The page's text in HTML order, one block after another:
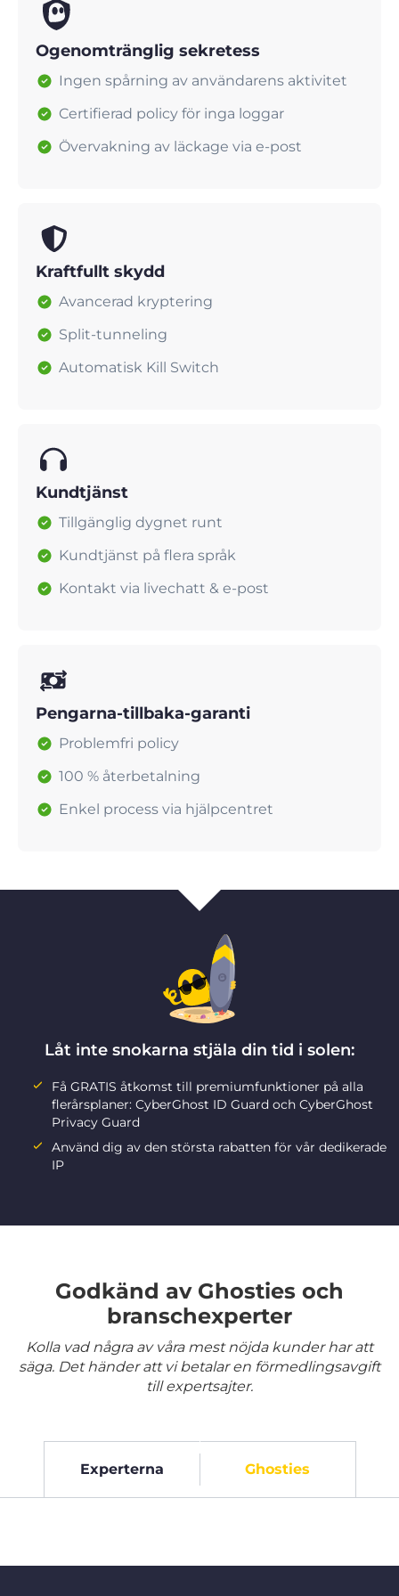
Ogenomtränglig sekretess
Ingen spårning av användarens aktivitet
Certifierad policy för inga loggar
Övervakning av läckage via e-post
Kraftfullt skydd
Avancerad kryptering
Split-tunneling
Automatisk Kill Switch
Kundtjänst
Tillgänglig dygnet runt
Kundtjänst på flera språk
Kontakt via livechatt & e-post
Pengarna-tillbaka-garanti
Problemfri policy
100 % återbetalning
Enkel process via hjälpcentret
Låt inte snokarna stjäla din tid i solen:
Få GRATIS åtkomst till premiumfunktioner på alla
flerårsplaner: CyberGhost ID Guard och CyberGhost
Privacy Guard
Använd dig av den största rabatten för vår dedikerade
IP
Godkänd av Ghosties och
branschexperter
Kolla vad några av våra mest nöjda kunder har att
säga. Det händer att vi betalar en förmedlingsavgift
till expertsajter.
Experterna Ghosties